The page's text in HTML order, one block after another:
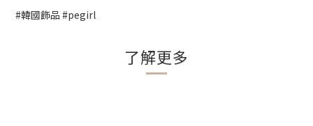
#韓國飾品 #pegirl
了解更多